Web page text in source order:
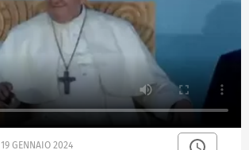
19 GENNAIO 2024